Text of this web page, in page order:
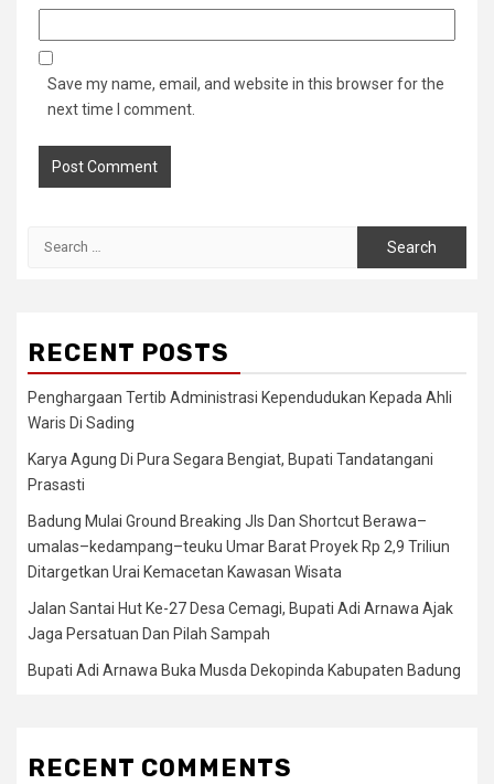
Save my name, email, and website in this browser for the
next time I comment.
RECENT POSTS
Penghargaan Tertib Administrasi Kependudukan Kepada Ahli
Waris Di Sading
Karya Agung Di Pura Segara Bengiat, Bupati Tandatangani
Prasasti
Badung Mulai Ground Breaking Jls Dan Shortcut Berawa–
umalas–kedampang–teuku Umar Barat Proyek Rp 2,9 Triliun
Ditargetkan Urai Kemacetan Kawasan Wisata
Jalan Santai Hut Ke-27 Desa Cemagi, Bupati Adi Arnawa Ajak
Jaga Persatuan Dan Pilah Sampah
Bupati Adi Arnawa Buka Musda Dekopinda Kabupaten Badung
RECENT COMMENTS